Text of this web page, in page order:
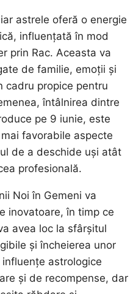
astrele oferă o energie
influențată în mod
prin Rac. Aceasta va
de familie, emoții și
cadru propice pentru
întâlnirea dintre
pe 9 iunie, este
favorabile aspecte
de a deschide uși atât
profesională.
Noi în Gemeni va
inovatoare, în timp ce
avea loc la sfârșitul
și încheierea unor
astrologice
și de recompense, dar